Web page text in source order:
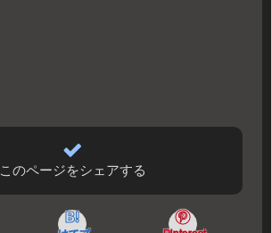
このページをシェアする